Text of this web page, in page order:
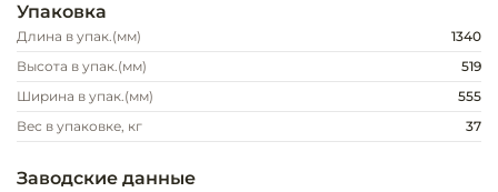
Нейтральное
общепита
Линии
Упаковка
Длина в упак.(мм)
1340
Высота в упак.(мм)
519
Ширина в упак.(мм)
555
Вес в упаковке, кг
37
Заводские данные